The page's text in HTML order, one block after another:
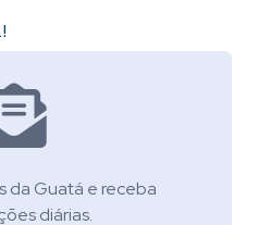
da Guatá e receba
diárias.